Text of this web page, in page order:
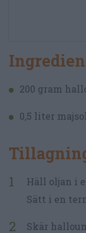
200 gram
0,5 liter
Häll oljan i
Sätt i en
Skär